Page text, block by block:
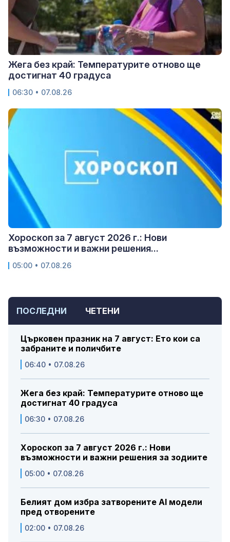
ПОСЛЕДНИ ЧЕТЕНИ
Църковен празник на 7 август: Ето кои са
забраните и поличбите
06:40 • 07.08.26
Жега без край: Температурите отново ще
достигнат 40 градуса
06:30 • 07.08.26
Хороскоп за 7 август 2026 г.: Нови
възможности и важни решения за зодиите
05:00 • 07.08.26
Белият дом избра затворените AI модели
пред отворените
02:00 • 07.08.26
Жега без край: Температурите отново ще
достигнат 40 градуса
06:30 • 07.08.26
Хороскоп за 7 август 2026 г.: Нови
възможности и важни решения...
05:00 • 07.08.26